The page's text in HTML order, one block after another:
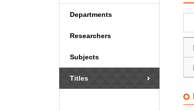
Departments
Researchers
Subjects
Titles